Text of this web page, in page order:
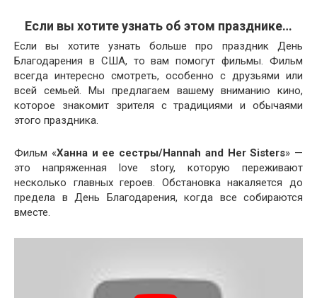
Если вы хотите узнать об этом празднике…
Если вы хотите узнать больше про праздник День
Благодарения в США, то вам помогут фильмы. Фильм
всегда интересно смотреть, особенно с друзьями или
всей семьей. Мы предлагаем вашему вниманию кино,
которое знакомит зрителя с традициями и обычаями
этого праздника.
Фильм «Ханна и ее сестры/Hannah and Her Sis­ters» —
это напряженная love sto­ry, которую переживают
несколько главных героев. Обстановка накаляется до
предела в День Благодарения, когда все собираются
вместе.